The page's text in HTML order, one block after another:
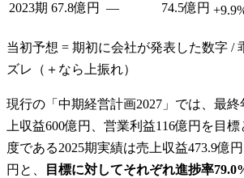
2023期 67.8億円 — 74.5億円
当初予想 = 期初に会社が発表した数字 /
ズレ（＋なら上振れ）
現行の「中期経営計画2027」では、最終
上収益600億円、営業利益116億円を目
度である2025期実績は売上収益473.9億
円と、
目標に対してそれぞれ進捗率